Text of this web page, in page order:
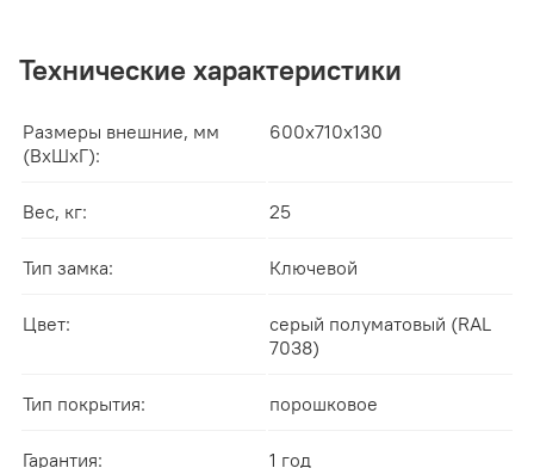
Технические характеристики
Размеры внешние, мм
(ВхШхГ):
600x710x130
Вес, кг: 25
Тип замка: Ключевой
Цвет:
серый полуматовый (RAL
7038)
Тип покрытия: порошковое
Гарантия: 1 год